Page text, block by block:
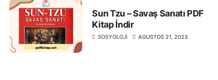
Sun Tzu – Savaş Sanatı PDF
Kitap İndir
SOSYOLOJI AGUSTOS 21, 2023